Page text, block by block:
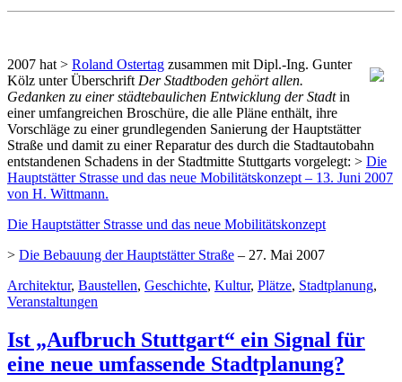
2007 hat > Roland Ostertag zusammen mit Dipl.-Ing. Gunter
Kölz unter Überschrift Der Stadtboden gehört allen.
Gedanken zu einer städtebaulichen Entwicklung der Stadtin
einer umfangreichen Broschüre, die alle Pläne enthält, ihre
Vorschläge zu einer grundlegenden Sanierung der Hauptstätter
Straße und damit zu einer Reparatur des durch die Stadtautobahn
entstandenen Schadens in der Stadtmitte Stuttgarts vorgelegt: > Die
Hauptstätter Strasse und das neue Mobilitätskonzept – 13. Juni 2007
von H. Wittmann.
Die Hauptstätter Strasse und das neue Mobilitätskonzept
> Die Bebauung der Hauptstätter Straße – 27. Mai 2007
Architektur, Baustellen, Geschichte, Kultur, Plätze, Stadtplanung,
Veranstaltungen
Ist „Aufbruch Stuttgart“ ein Signal für
eine neue umfassende Stadtplanung?